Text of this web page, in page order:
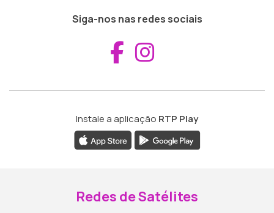
Siga-nos nas redes sociais
Aceder ao
Instale a aplicação RTP Play
Redes de Satélites